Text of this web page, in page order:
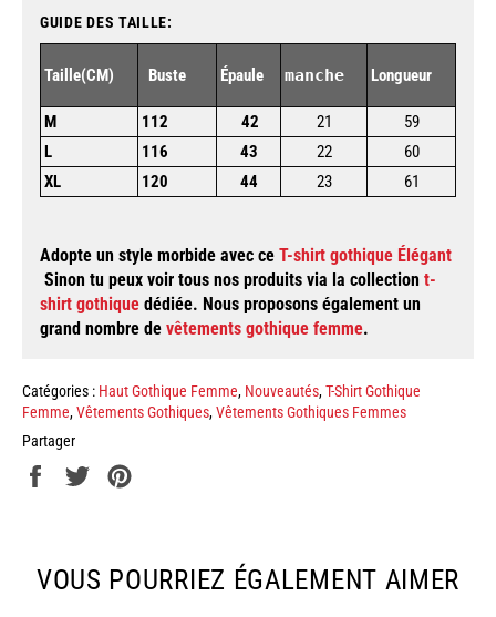
GUIDE DES TAILLE:
Taille(CM) Buste Épaule manche Longueur
M 112 42 21
59
L
116 43 22
60
XL
120 44 23 61
Adopte un style morbide avec ce T-shirt gothique Élégant
Sinon tu peux voir tous nos produits via la collection t-
shirt gothique dédiée. Nous proposons également un
grand nombre de vêtements gothique femme.
Catégories : Haut Gothique Femme, Nouveautés,T-Shirt Gothique
Femme,Vêtements Gothiques,Vêtements Gothiques Femmes
Partager
PartagerTweeter
VOUS POURRIEZ ÉGALEMENT AIMER